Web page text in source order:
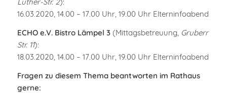
16.03.2020, 14.00 – 17.00 Uhr, 19.00 Uhr Elterninfoabend
ECHO e.V. Bistro Lämpel 3(Mittagsbetreuung, Gruberr
Str. 11):
18.03.2020, 14.00 – 17.00 Uhr, 19.00 Uhr Elterninfoabend
Fragen zu diesem Thema beantworten im Rathaus
gerne: